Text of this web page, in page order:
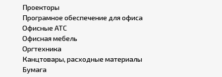
Проекторы
Програмное обеспечение для офиса
Офисные АТС
Офисная мебель
Оргтехника
Канцтовары, расходные материалы
Бумага